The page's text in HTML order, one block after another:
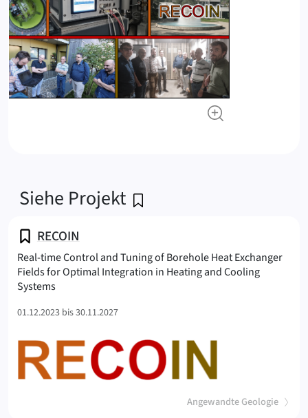
Siehe Projekt
RECOIN
(Angewandte Geologie)
Real-time Control and Tuning of Borehole Heat Exchanger
Fields for Optimal Integration in Heating and Cooling
Systems(RECOIN
01.12.2023 bis 30.11.2027